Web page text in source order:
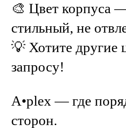
🎨 Цвет корпуса —
стильный, не
💡 Хотите
запросу!
A•plex — где
сторон.